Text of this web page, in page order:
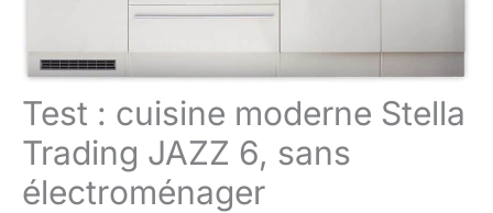
Test : cuisine moderne Stella
Trading JAZZ 6, sans
électroménager